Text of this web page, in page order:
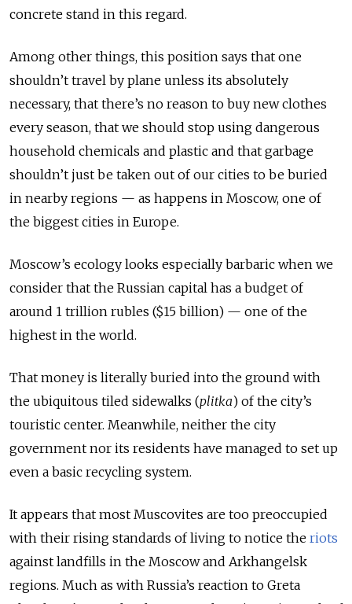
concrete stand in this regard.
Among other things, this position says that one
shouldn’t travel by plane unless its absolutely
necessary, that there’s no reason to buy new clothes
every season, that we should stop using dangerous
household chemicals and plastic and that garbage
shouldn’t just be taken out of our cities to be buried
in nearby regions — as happens in Moscow, one of
the biggest cities in Europe.
Moscow’s ecology looks especially barbaric when we
consider that the Russian capital has a budget of
around 1 trillion rubles ($15 billion) — one of the
highest in the world.
That money is literally buried into the ground with
the ubiquitous tiled sidewalks (plitka) of the city’s
touristic center. Meanwhile, neither the city
government nor its residents have managed to set up
even a basic recycling system.
It appears that most Muscovites are too preoccupied
with their rising standards of living to notice the riots
against landfills in the Moscow and Arkhangelsk
regions. Much as with Russia’s reaction to Greta